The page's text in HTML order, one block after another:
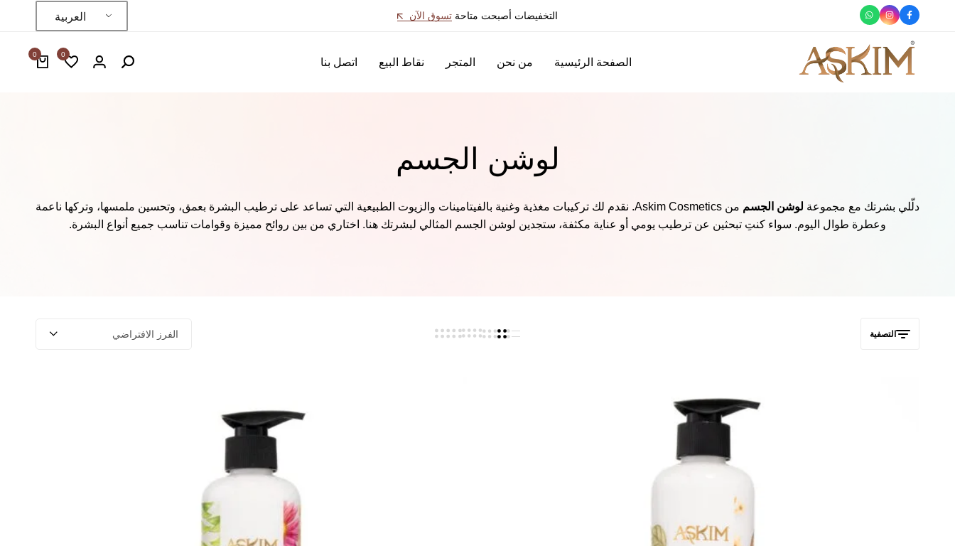
الآن التخفيضات أصبحت متاحة تسوق الآن العربية
العناية
بالبشرة
ومستحضرات
الصفحة الرئيسية من نحن المتجر نقاط البيع اتصل بنا
0
0
لوشن الجسم
دلّلي بشرتك مع مجموعة لوشن الجسم
من Askim Cosmetics. نقدم لك تركيبات مغذية وغنية بالفيتامينات والزيوت الطبيعية التي تساعد على ترطيب البشرة بعمق، وتحسين ملمسها، وتركها ناعمة
وعطرة طوال اليوم. سواء كنتِ تبحثين عن ترطيب يومي أو عناية مكثفة، ستجدين لوشن الجسم المثالي لبشرتك هنا. اختاري من بين روائح مميزة وقوامات تناسب جميع أنواع البشرة.
التصفية الفرز الافتراضي